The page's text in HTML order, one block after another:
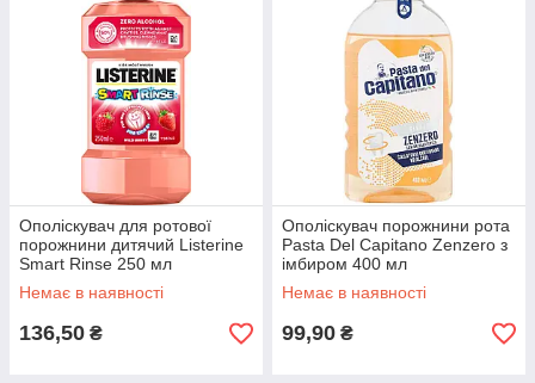
Ополіскувач для ротової
порожнини дитячий Listerine
Smart Rinse 250 мл
Немає в наявності
136,50 ₴
Ополіскувач порожнини рота
Pasta Del Capitano Zenzero з
імбиром 400 мл
Немає в наявності
99,90 ₴